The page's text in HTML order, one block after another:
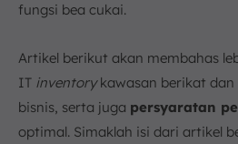
fungsi bea cukai.
Artikel berikut akan membahas
IT inventorykawasan berikat
bisnis, serta juga persyaratan
optimal. Simaklah isi dari artikel